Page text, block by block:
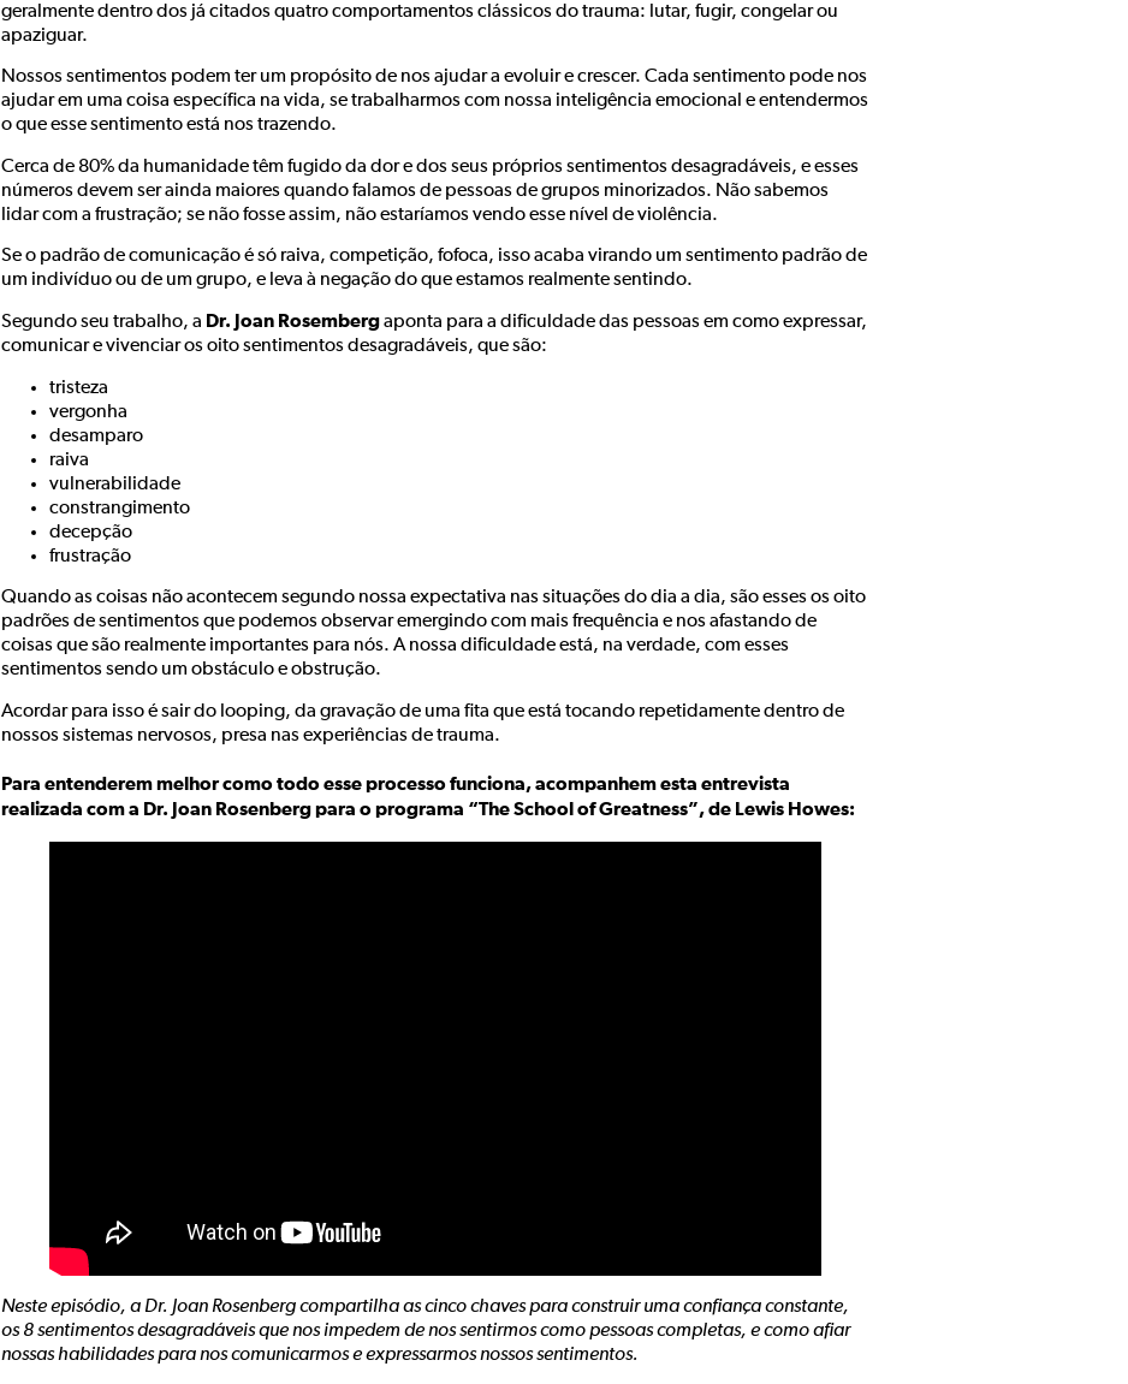
geralmente dentro dos já citados quatro comportamentos clássicos do trauma: lutar, fugir, congelar ou
apaziguar.
Nossos sentimentos podem ter um propósito de nos ajudar a evoluir e crescer. Cada sentimento pode nos
ajudar em uma coisa específica na vida, se trabalharmos com nossa inteligência emocional e entendermos
o que esse sentimento está nos trazendo.
Cerca de 80% da humanidade têm fugido da dor e dos seus próprios sentimentos desagradáveis, e esses
números devem ser ainda maiores quando falamos de pessoas de grupos minorizados. Não sabemos
lidar com a frustração; se não fosse assim, não estaríamos vendo esse nível de violência.
Se o padrão de comunicação é só raiva, competição, fofoca, isso acaba virando um sentimento padrão de
um indivíduo ou de um grupo, e leva à negação do que estamos realmente sentindo.
Segundo seu trabalho, a Dr. Joan Rosembergaponta para a dificuldade das pessoas em como expressar,
comunicar e vivenciar os oito sentimentos desagradáveis, que são:
tristeza
vergonha
desamparo
raiva
vulnerabilidade
constrangimento
decepção
frustração
Quando as coisas não acontecem segundo nossa expectativa nas situações do dia a dia, são esses os oito
padrões de sentimentos que podemos observar emergindo com mais frequência e nos afastando de
coisas que são realmente importantes para nós. A nossa dificuldade está, na verdade, com esses
sentimentos sendo um obstáculo e obstrução.
Acordar para isso é sair do looping, da gravação de uma fita que está tocando repetidamente dentro de
nossos sistemas nervosos, presa nas experiências de trauma.
Para entenderem melhor como todo esse processo funciona, acompanhem esta entrevista
realizada com a Dr. Joan Rosenberg para o programa “The School of Greatness”, de Lewis Howes:
Neste episódio, a Dr. Joan Rosenberg compartilha as cinco chaves para construir uma confiança constante,
os 8 sentimentos desagradáveis que nos impedem de nos sentirmos como pessoas completas, e como afiar
nossas habilidades para nos comunicarmos e expressarmos nossos sentimentos.